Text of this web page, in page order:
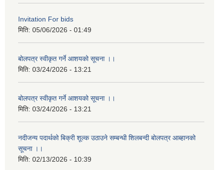
Invitation For bids
मिति: 05/06/2026 - 01:49
बोलपत्र स्वीकृत गर्ने आशयको सूचना ।।
मिति: 03/24/2026 - 13:21
बोलपत्र स्वीकृत गर्ने आशयको सूचना ।।
मिति: 03/24/2026 - 13:21
नदीजन्य पदार्थको बिक्री शूल्क उठाउने सम्बन्धी शिलबन्दी बोलपत्र आब्हानको
सूचना ।।
मिति: 02/13/2026 - 10:39